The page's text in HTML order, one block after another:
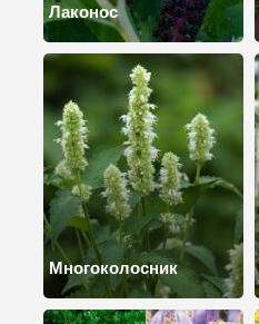
Лаконос
Многоколосник